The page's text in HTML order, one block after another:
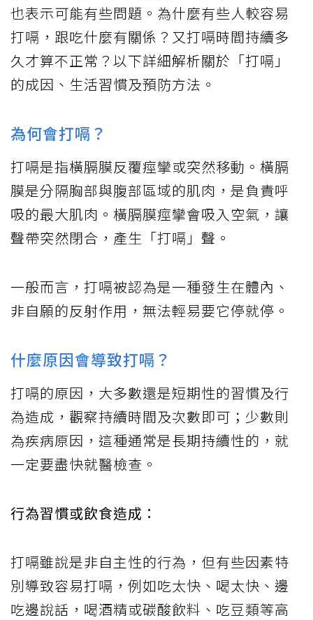
也表示可能有些問題。為什麼有些人較容易
打嗝，跟吃什麼有關係？又打嗝時間持續多
久才算不正常？以下詳細解析關於「打嗝」
的成因、生活習慣及預防方法。
為何會打嗝？
打嗝是指橫膈膜反覆痙攣或突然移動。橫膈
膜是分隔胸部與腹部區域的肌肉，是負責呼
吸的最大肌肉。橫膈膜痙攣會吸入空氣，讓
聲帶突然閉合，產生「打嗝」聲。
一般而言，打嗝被認為是一種發生在體內、
非自願的反射作用，無法輕易要它停就停。
什麼原因會導致打嗝？
打嗝的原因，大多數還是短期性的習慣及行
為造成，觀察持續時間及次數即可；少數則
為疾病原因，這種通常是長期持續性的，就
一定要盡快就醫檢查。
行為習慣或飲食造成：
打嗝雖說是非自主性的行為，但有些因素特
別導致容易打嗝，例如吃太快、喝太快、邊
吃邊說話，喝酒精或碳酸飲料、吃豆類等高